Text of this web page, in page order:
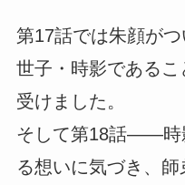
第17話では朱顔が
世子・時影である
受けました。
そして第18話――時
る想いに気づき、